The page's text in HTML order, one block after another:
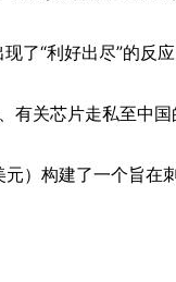
了“利好出尽”的反
有关芯片走私至中国
）构建了一个旨在